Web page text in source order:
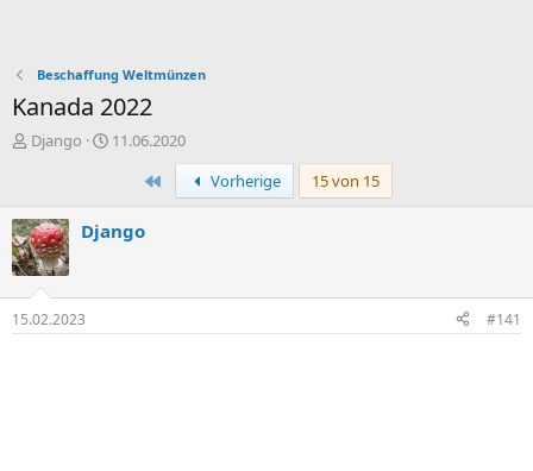
Beschaffung Weltmünzen
Kanada 2022
E
e
l
l
e
r
Django
E
e
m
11.06.2020
Erste
Vorherige 15 von 15
Django
15.02.2023 #141